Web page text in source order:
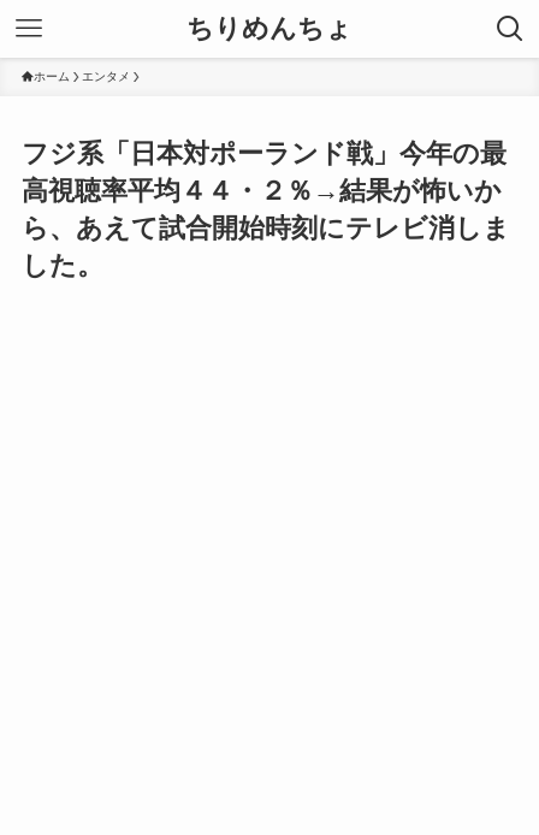
ちりめんちょ
ホーム エンタメ
フジ系「日本対ポーランド戦」今年の最
高視聴率平均４４・２％→結果が怖いか
ら、あえて試合開始時刻にテレビ消しま
した。